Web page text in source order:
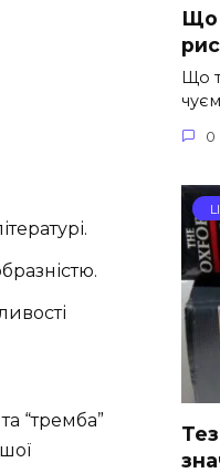
“тремба”
Що
Що
0